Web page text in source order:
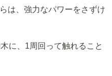
は、強力なパワーをさずけ
に、1周回って触れること